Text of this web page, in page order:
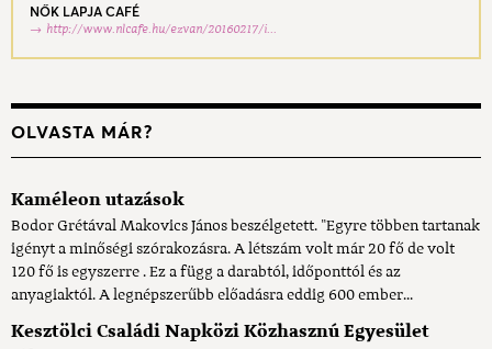
NŐK LAPJA CAFÉ
http://www.nlcafe.hu/ezvan/20160217/i...
OLVASTA MÁR?
Kaméleon utazások
Bodor Grétával Makovics János beszélgetett. "Egyre többen tartanak
igényt a minőségi szórakozásra. A létszám volt már 20 fő de volt
120 fő is egyszerre . Ez a függ a darabtól, időponttól és az
anyagiaktól. A legnépszerűbb előadásra eddig 600 ember...
Kesztölci Családi Napközi Közhasznú Egyesület